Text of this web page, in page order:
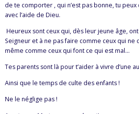
de te comporter , qui n’est pas bonne, tu
avec l’aide de Dieu.
Heureux sont ceux qui, dès leur jeune âge,
Seigneur et à ne pas faire comme ceux qui ne
même comme ceux qui font ce qui est mal…
Tes parents sont là pour t’aider à vivre d’une
Ainsi que le temps de culte des enfants !
Ne le néglige pas !